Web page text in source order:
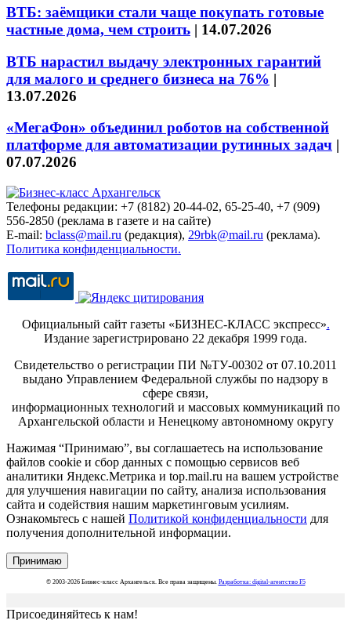
ВТБ: заёмщики стали чаще покупать готовые
частные дома, чем строить | 14.07.2026
ВТБ нарастил выдачу электронных гарантий
для малого и среднего бизнеса на 76% |
13.07.2026
«МегаФон» объединил роботов на собственной
платформе для автоматизации рутинных задач |
07.07.2026
Телефоны редакции: +7 (8182) 20-44-02, 65-25-40, +7 (909)
556-2850 (реклама в газете и на сайте)
E-mail: bclass@mail.ru (редакция), 29rbk@mail.ru (реклама).
Политика конфиденциальности.
Официальный сайт газеты «БИЗНЕС-КЛАСС экспресс».
Издание зарегистрировано 22 декабря 1999 года.
Свидетельство о регистрации ПИ №ТУ-00302 от 07.10.2011
выдано Управлением Федеральной службы по надзору в
сфере связи,
информационных технологий и массовых коммуникаций по
Архангельской области и Ненецкому автономному округу
Нажимая “Принимаю”, вы соглашаетесь на использование
файлов cookie и сбор данных с помощью сервисов веб
аналитики Яндекс.Метрика и top.mail.ru на вашем устройстве
для улучшения навигации по сайту, анализа использования
сайта и содействия нашим маркетинговым усилиям.
Ознакомьтесь с нашей Политикой конфиденциальности для
получения дополнительной информации.
Принимаю
© 2003-2026 Бизнес-класс Архангельск. Все права защищены. Разработка: digital-агентство F5
Присоединяйтесь к нам!